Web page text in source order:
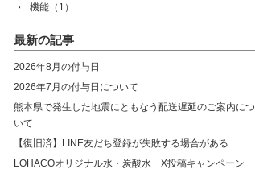
機能 （1）
最新の記事
2026年8月の付与日
2026年7月の付与日について
熊本県で発生した地震にともなう配送遅延のご案内につ
いて
【復旧済】LINE友だち登録が失敗する場合がある
LOHACOオリジナル水・炭酸水 X投稿キャンペーン